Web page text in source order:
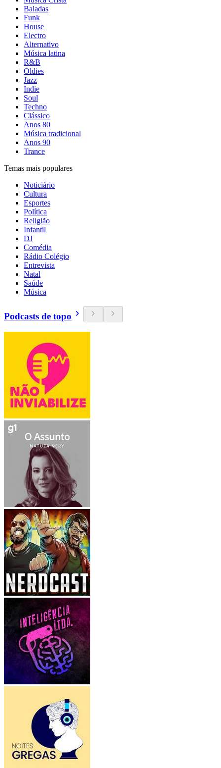
Baladas
Funk
House
Electro
Alternativo
Música latina
R&B
Oldies
Jazz
Indie
Soul
Techno
Clássico
Anos 80
Música tradicional
Anos 90
Trance
Temas mais populares
Noticiário
Cultura
Esportes
Política
Religião
Infantil
DJ
Comédia
Rádio Colégio
Entrevista
Natal
Saúde
Música
Podcasts de topo